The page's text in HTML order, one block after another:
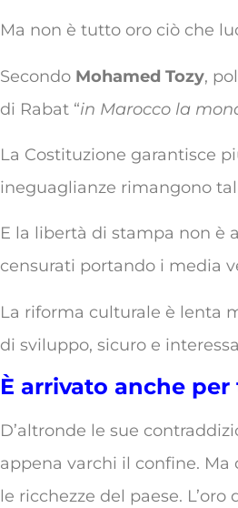
Ma non è tutto oro ciò che
Secondo Mohamed Tozy,
di Rabat “in Marocco la
La Costituzione garantisce
ineguaglianze rimangono
E la libertà di stampa non è
censurati portando i media
La riforma culturale è lenta
di sviluppo, sicuro e
È arrivato anche
D’altronde le sue
appena varchi il confine.
le ricchezze del paese.